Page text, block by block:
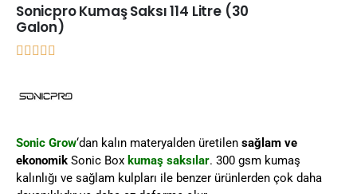
Sonicpro Kumaş Saksı 114 Litre (30
Galon)
Sonic Grow‘dan kalın materyalden üretilen sağlam ve
ekonomik Sonic Box kumaş saksılar. 300 gsm kumaş
kalınlığı ve sağlam kulpları ile benzer ürünlerden çok daha